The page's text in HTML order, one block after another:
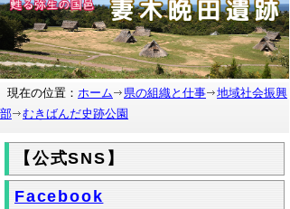
現在の位置： ホーム 県の組織と仕事
地域社会振興
部
むきばんだ史跡公園
【公式SNS】
Facebook